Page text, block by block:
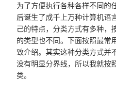
为了方便执行各种各样不同的
后诞生了成千上万种计算机语
己的特点，分类方式有多种，
的类型也不同。下面按照最常
致介绍。其实这种分类方式并
没有明显分界线，所以我就按
类。